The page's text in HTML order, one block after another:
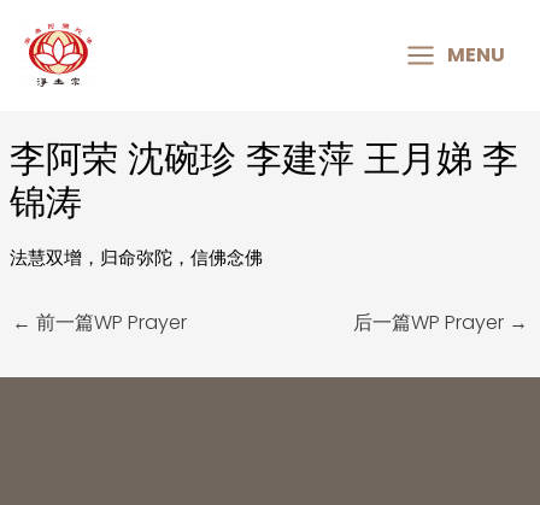
MENU
MENU
李阿荣 沈碗珍 李建萍 王月娣 李
锦涛
法慧双增，归命弥陀，信佛念佛
Post
navigation
← 前一篇WP Prayer 后一篇WP Prayer →